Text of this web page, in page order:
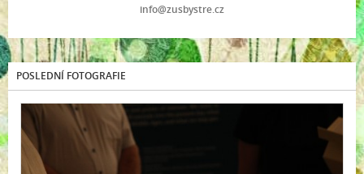
info@zusbystre.cz
POSLEDNÍ FOTOGRAFIE